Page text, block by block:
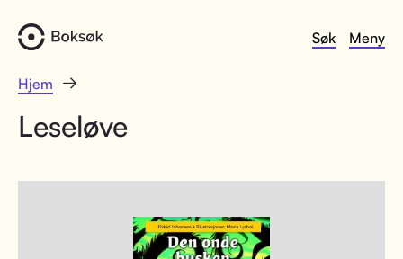
Søk Meny
Hjem
Leseløve